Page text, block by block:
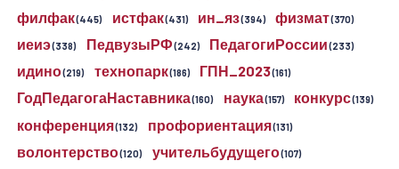
филфак(445) истфак(431) ин_яз(394) физмат(370)
иеиэ(338) ПедвузыРФ(242) ПедагогиРоссии(233)
идино(219) технопарк(186) ГПН_2023(161)
ГодПедагогаНаставника(160) наука(157) конкурс(139)
конференция(132) профориентация(131)
волонтерство(120) учительбудущего(107)